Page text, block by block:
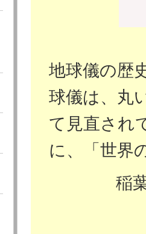
地球儀の歴
球儀は、丸
て見直され
に、「世界
稲